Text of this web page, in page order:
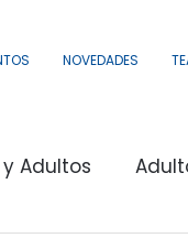
NOVEDADES
Adultos